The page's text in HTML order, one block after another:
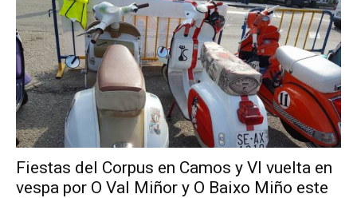
Fiestas del Corpus en Camos y VI vuelta en
vespa por O Val Miñor y O Baixo Miño este